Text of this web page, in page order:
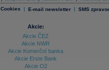
Cookies | E-mail newsletter | SMS
Akcie:
Akcie ČEZ
Akcie NWR
Akcie Komerční banka
Akcie Erste Bank
Akcie O2